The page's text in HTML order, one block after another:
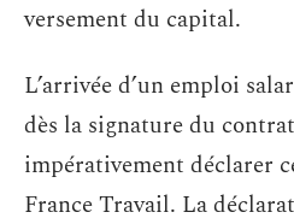
versement du capital.
L’arrivée d’un emploi
dès la signature du
impérativement déclarer
France Travail. La